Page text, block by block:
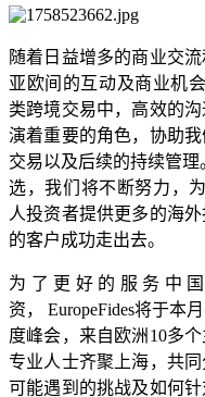
随着日益增多的商业交流
亚欧间的互动及商业机
类跨境交易中，高效的
演着重要的角色，协助
交易以及后续的持续管
选，我们将不断努力，
人投资者提供更多的海
的客户成功走出去。
为了更好的服务中
资， EuropeFides将于本
度峰会，来自欧洲10多
专业人士齐聚上海，共
可能遇到的挑战及如何